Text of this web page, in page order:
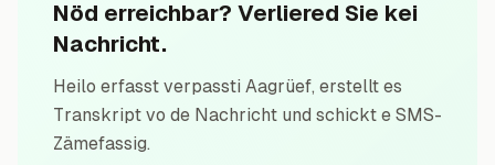
Nöd erreichbar? Verliered Sie kei
Nachricht.
Heilo erfasst verpassti Aagrüef, erstellt es
Transkript vo de Nachricht und schickt e SMS-
Zämefassig.